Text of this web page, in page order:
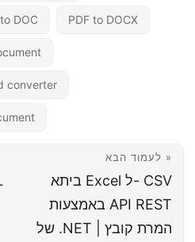
DOC PDF to DOCX
converter
לעמוד הבא »
ביתא Excel ל- CSV
באמצעות API REST
של .NET | המרת קובץ